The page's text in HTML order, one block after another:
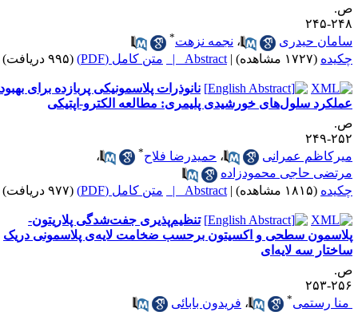
۲۴۵
حیدری
،نجمه نزهت
(۱۷۲۷ مشاهده) |
Abstract | متن کامل (PDF) (۹۹۵ دریافت)
نانوذرات پلاسمونیکی پربازده برای بهبود
سلول‌های خورشیدی پلیمری: مطالعه الکترو-اپتیکی
۲۴۹
عمرانی
،حمیدرضا فلاح*
،
حاجی محمودزاده
(۱۸۱۵ مشاهده) |
Abstract | متن کامل (PDF) (۹۷۷ دریافت)
تنظیم‌پذیری جفت‌شدگی پلاریتون-
سطحی و اکسیتون برحسب ضخامت لایه‌ی پلاسمونی دریک
سه لایه‌ای
۲۵۳
رستمی
،فریدون بابائی